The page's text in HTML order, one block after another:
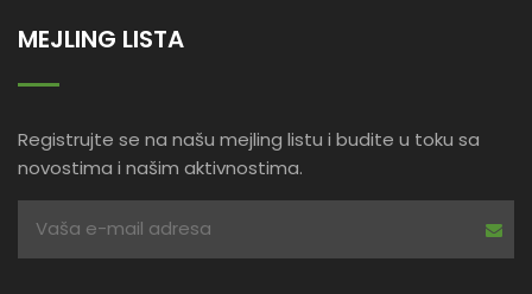
MEJLING LISTA
Registrujte se na našu mejling listu i budite u toku sa
novostima i našim aktivnostima.